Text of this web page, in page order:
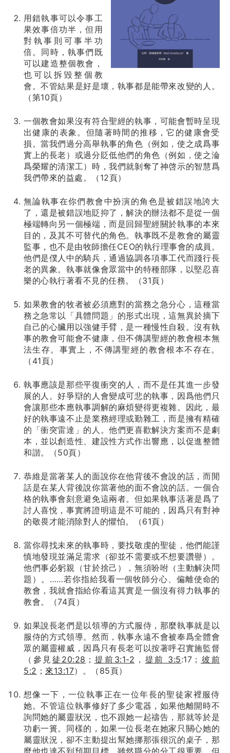
用錯執事可以令事工
果效事倍功半，但用
對執事則可事半功
倍。同時，執事們既
可以建造整個教會，
也可以拆毀整個教
會。不管結果是好是壞，執事都是能帶來改變的人。
（第10頁）
一個教會如果沒有符合聖經的執事，可能會暫時呈現
出健康的表象。但隨著時間的推移，它的健康會受
損。當我們過分高舉執事的角色（例如，使之成爲事
實上的長老）或過分貶低他們的角色（例如，使之淪
爲榮耀的清潔工）時，我們就剝奪了神啓示的智慧爲
我們帶來的益處。（12頁）
無論執事在你們教會中扮演的角色是被錯誤地誇大
了，還是被錯誤地貶抑了，解決的辦法都不是從一個
極端轉向另一個極端，而是回歸聖經關於執事的本來
目的，及其不可替代的角色。執事既不是教會的屬靈
監事，也不是由牧師擔任CEO的執行理事會的成員。
他們是僕人中的騎兵，通過協調各項事工代而踐行長
老的異象。執事就像會眾當中的特種部隊，以堅忍喜
樂的心執行著看不見的任務。（31頁）
如果教會的牧者被必須應對的當務之急分心，這種當
務之急常以「具體問題」的形式出現，這無異於摘下
自己的心臟用以強健手臂，是一種慢性自殺。沒有執
事的教會可能會不健康，但不傳講聖經的教會根本無
法生存。事實上，不傳講聖經的教會根本不存在。
（41頁）
執事應該是那些平復衝突的人，而不是任其進一步發
展的人。好爭辯的人會變成可悲的執事，因爲他們只
會讓那些本應執事調解的麻煩變得更複雜。因此，最
好的執事遠不止是業務經理或勤雜工，而是擁有精確
的「衝突雷達」的人。他們更喜歡解決方案而不是劇
本，並以創造性、建設性方式作出響應，以促進整體
和諧。（50頁）
恭維是當著某人的面說你在他背後不會說的話，而閒
話是在某人背後說你當著他的面不會說的話。一個合
格的執事會刻意避免這兩者。但如果執事活著是爲了
討人喜悅，事實將證明這是不可能的，因爲只有對神
的敬畏才能消除對人的懼怕。（61頁）
當你尋找未來的執事時，要找敬虔的聖徒，他們能謹
慎地發現並滿足需求（卻並不需要或不想要讚譽）。
他們事必躬親（甘於捨己），無須吩咐（主動解決問
題）。……若你指給我看一個牧師分心、偏離使命的
教會，我就會指給你看這其實是一個沒有得力執事的
教會。（74頁）
如果說長老們是以領導的方式服侍，那麼執事就是以
服侍的方式領導。然而，執事永遠不會被奉爲全體會
眾的屬靈權威，因爲只有長老可以按著呼召實施監督
（參見 徒20:28 ； 提前3:1-2 ， 提前 3:5:17； 彼前
5:2 ； 來13:17）。（85頁）
想像一下，一位執事正在一位年長的聖徒家裡服侍
她。不管這位執事修好了多少電器，如果他離開時不
詢問她的屬靈狀況，也不跟她一起禱告，那就等於是
功虧一簣。同樣的，如果一位長老在她家只關心她的
屬靈狀況，卻不主動提出幫她挪那張很沉的桌子，那
麼他也達不到預期目標。雖然職分的分工很重要，但